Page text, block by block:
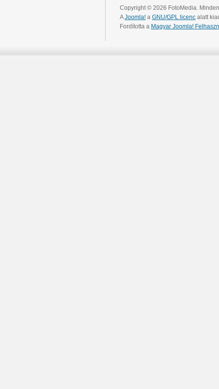
Copyright © 2026 FotoMedia.
AJoomla! a GNU/GPL licenc alatt
Fordította a Magyar Joomla!